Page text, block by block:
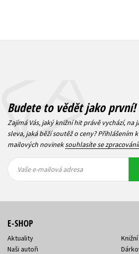
Budete to vědět jako první!
Zajímá Vás, jaký knižní hit právě vychází, na
sleva, jaká běží soutěž o ceny? Přihlášením
mailových novineksouhlasíte se
mailová
mailová
Vaše e-mailová adresa
E-SHOP
Aktuality
Naši autoři